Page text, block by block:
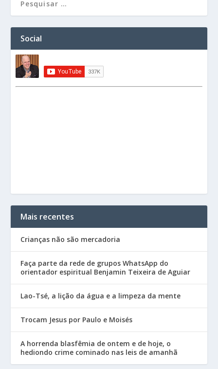
Social
Mais recentes
Crianças não são mercadoria
Faça parte da rede de grupos WhatsApp do
orientador espiritual Benjamin Teixeira de Aguiar
Lao-Tsé, a lição da água e a limpeza da mente
Trocam Jesus por Paulo e Moisés
A horrenda blasfêmia de ontem e de hoje, o
hediondo crime cominado nas leis de amanhã